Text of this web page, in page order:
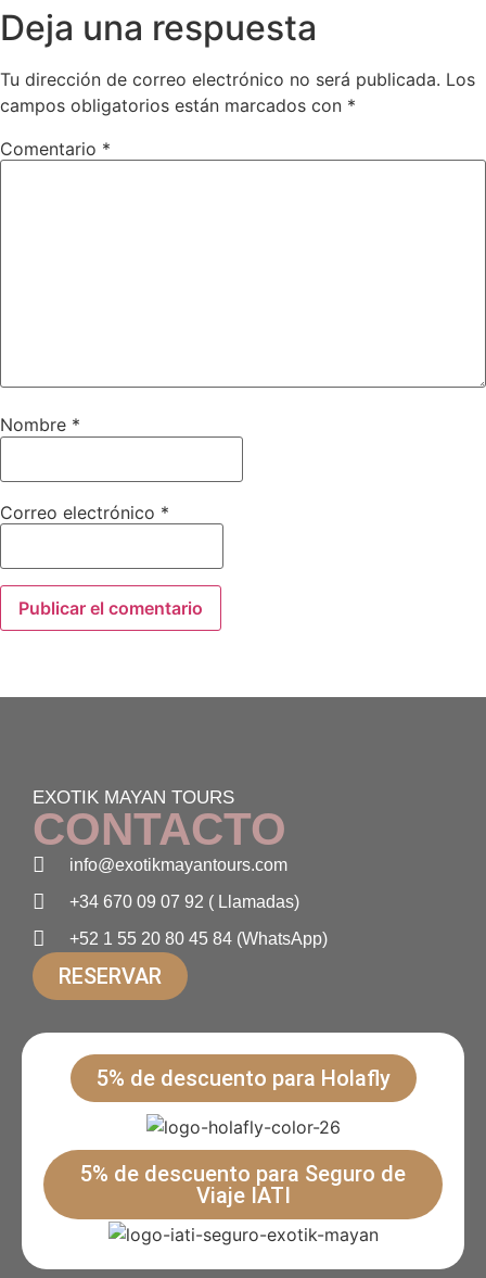
Deja una respuesta
Tu dirección de correo electrónico no será publicada. Los
campos obligatorios están marcados con *
Comentario *
Nombre *
Correo electrónico *
EXOTIK MAYAN TOURS
CONTACTO
info@exotikmayantours.com
+34 670 09 07 92 ( Llamadas)
+52 1 55 20 80 45 84 (WhatsApp)
RESERVAR
5% de descuento para Holafly
5% de descuento para Seguro de
Viaje IATI